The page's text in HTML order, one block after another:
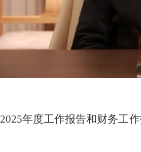
2025年度工作报告和财务工